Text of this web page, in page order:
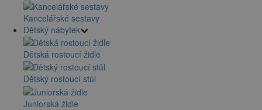
Kancelářské sestavy
Dětský nábytek
Dětská rostoucí židle
Dětský rostoucí stůl
Juniorská židle